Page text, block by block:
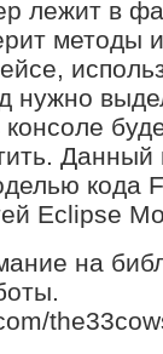
лежит в
методы
нужно
кода
Eclipse
на